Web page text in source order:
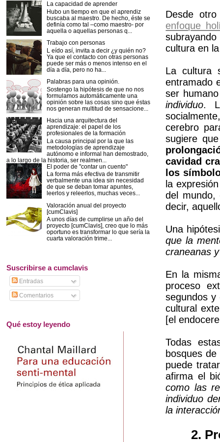
Desde
enfoque
cultura en
La cultura
entramado
ser
individuo.
cerebro
sugiere
cavidad
los
la
del mundo,
decir,
Una
que la
craneanas
En la
proceso
segundos y
cultural
[el
Todas
bosques
puede
afirma el
como las
individuo
la
2.
La capacidad de aprender
Hubo un tiempo en que el aprendiz
buscaba al maestro. De hecho, éste se
definía como tal –como maestro- por
aquella o aquellas personas q...
Trabajo con personas
L eído así, invita a decir ¿y quién no?
Ya que el contacto con otras personas
puede ser más o menos intenso en el
día a día, pero no ha...
Palabras para una opinión.
Sostengo la hipótesis de que no nos
formulamos automáticamente una
opinión sobre las cosas sino que éstas
nos generan multitud de sensacione...
Hacia una arquitectura del
aprendizaje: el papel de los
profesionales de la formación
La causa principal por la que las
metodologías de aprendizaje
autónomo e informal han demostrado,
a lo largo de la historia, ser realmen...
El poder de "contar un cuento"
La forma más efectiva de transmitir
verbalmente una idea sin necesidad
de que se deban tomar apuntes,
leerlos y releerlos, muchas veces...
Valoración anual del proyecto
[cumClavis]
A unos días de cumplirse un año del
proyecto [cumClavis], creo que lo más
oportuno es transformar lo que sería la
cuarta valoración trime...
Suscribirse a cumclavis
Entradas
Comentarios
Qué estoy leyendo